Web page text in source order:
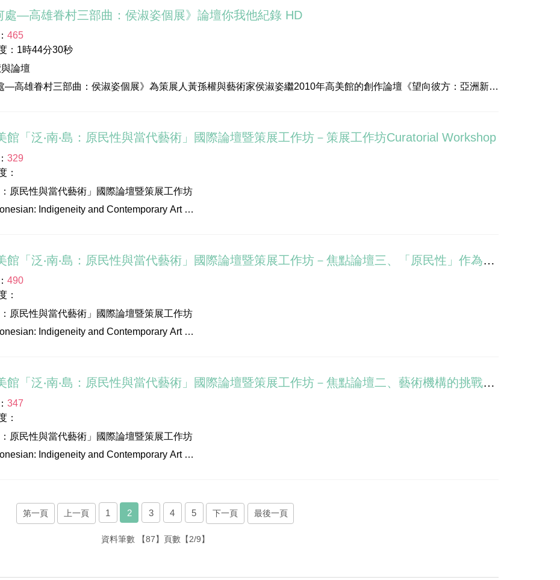
欣
供│徐永旭藝術工作室
鐘
美術館「視覺藝術影像資料庫」2019
高雄市政府文化局
高雄市立美術館
原住民族文化發展中心
大觀視覺顧問股份有限公司
發股份有限公司
哲園學產文教會館
際貨櫃藝術節活動FB：https://www.facebook.com/KaohsiungInternationalContainerArtFestival/?__xts__
也請參閱高雄市立美術館官網：https://www.kmfa.gov.tw/Exhibition.aspx#03
108年10月6日下午3:00-4:30
高雄市立美術館雕塑大廳
玉玲館長(策展人)
藝術家)
處—高雄眷村三部曲：侯淑姿個展》論壇你我他紀錄 HD
465
：1時44分30秒
論壇
—高雄眷村三部曲：侯淑姿個展》為策展人黃孫權與藝術家侯淑姿繼2010年高美館的創作論壇《望向彼方：亞洲新娘
呈現了在「眷改條例」下幾經波折動盪的離散滄桑，以及藝術家與眷村居民在對話中所交疊出的當代史詩。自2013年
相遇》、2015年《長日將盡》，到新近完成的《鄉關何處》系列，此三部曲系列作品映照出眷村的不同命運 — 人物
舍依舊但人回不去的、仍奮力存活的家園。
年7月1日起至2017年9月17日於高雄市立美術館4樓展覽室展出，7月8日下午2:00於展覽現場由李玉玲館長主持開
術館李玉玲館長
權老師
芳明老師
江鶩先生 崇實新村社區發展協會理事長
鄧伯宸先生 原黃埔新村眷戶，翻譯家
館「泛‧南‧島：原民性與當代藝術」國際論壇暨策展工作坊－策展工作坊Curatorial Workshop
329
：
：原民性與當代藝術」國際論壇暨策展工作坊
Indigeneity and Contemporary Art
年6月4日(二)
市立美術館地下一樓演講廳
坊
東海岸大地藝術節 策展人
森川里海濕地藝術季 策展人
南方以南－南迴藝術計劃 策展人
所要探討的核心問題在於：部落需要當代藝術嗎？如果，在原住民的語彙中，並不存在所謂的「藝術」，那麼，我們
2019高美館「泛‧南‧島：原民性與當代藝術」國際論壇暨策展工作坊－焦點論壇三、「原民性」作為方法?
490
：
：原民性與當代藝術」國際論壇暨策展工作坊
Indigeneity and Contemporary Art
年6月4日(二)
市立美術館地下一樓演講廳
三、「原民性」作為方法?
An Aesthetic Approach for the Future of Human Beings?
家、台北藝術大學藝術跨域研究所兼任助理教授
2019高美館「泛‧南‧島：原民性與當代藝術」國際論壇暨策展工作坊－焦點論壇二、藝術機構的挑戰與任務
347
：
：原民性與當代藝術」國際論壇暨策展工作坊
Indigeneity and Contemporary Art
年6月4日(二)
市立美術館地下一樓演講廳
第一頁 上一頁 1 2 3 4 5 下一頁 最後一頁
資料筆數 【87】 頁數 【2/9】